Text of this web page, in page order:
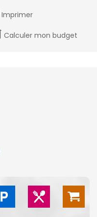
Imprimer
Calculer mon budget